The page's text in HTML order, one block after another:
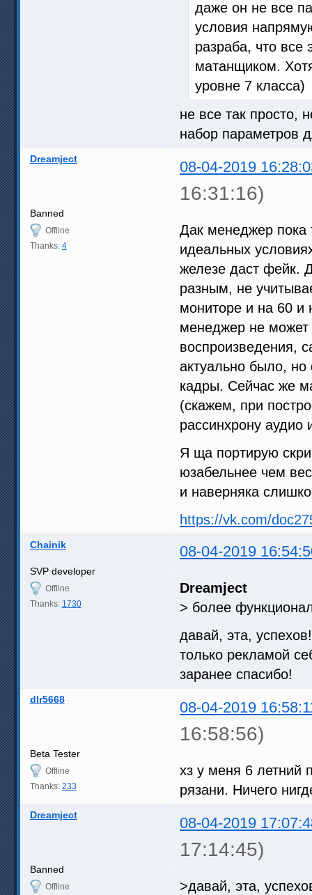
даже он не все
условия
разраба, что все
матанщиком.
уровне 7 класса)
не все так просто,
набор параметров
Dreamject 08-04-2019
16:31:16)
Banned
Offline
Thanks: 4
Дак менеджер пока
идеальных
железе даст фейк.
разным, не
мониторе и на 60 и
менеджер не может
воспроизведения,
актуально было,
кадры. Сейчас же
(скажем, при
рассинхрону аудио
Я ща портирую
юзабельнее чем
и наверняка
https://vk.com/
Chainik 08-04-2019
SVP developer
Offline
Thanks: 1730
Dreamject
> более
давай, эта, успехов!
только рекламой
заранее спасибо!
dlr5668 08-04-2019
16:58:56)
Beta Tester
Offline
Thanks: 233
хз у меня 6 летний
рязани. Ничего
Dreamject 08-04-2019
17:14:45)
Banned
Offline
>давай, эта,